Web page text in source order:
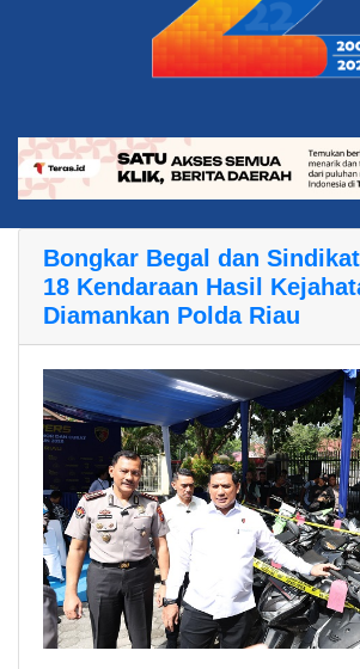
Bongkar Begal dan
18 Kendaraan Hasil
Diamankan Polda Riau